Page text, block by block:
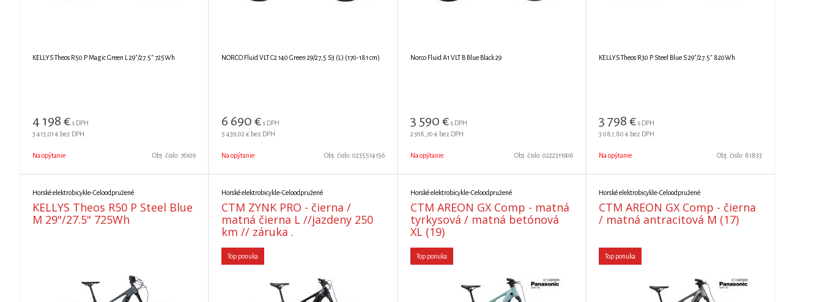
KELLYS Theos R50 P Magic Green L 29"/27.5" 725Wh
4 198 € s DPH
3 413,01 € bez DPH
Na opýtanie Obj. čislo: 76109
NORCO Fluid VLT C2 140 Green 29/27,5 S3 (L) (170-181 cm)
6 690 € s DPH
5 439,02 € bez DPH
Na opýtanie Obj. čislo: 0235514156
Norco Fluid A1 VLT B Blue Black 29
3 590 € s DPH
2 918,70 € bez DPH
Na opýtanie Obj. čislo:0222311906
KELLYS Theos R30 P Steel Blue S 29"/27.5" 820Wh
3 798 € s DPH
3 087,80 € bez DPH
Na opýtanie Obj. čislo: 81833
Horské elektrobicykle-Celoodpružené
KELLYS Theos R50 P Steel Blue
M 29"/27.5" 725Wh
Horské elektrobicykle-Celoodpružené
CTM ZYNK PRO - čierna /
matná čierna L //jazdeny 250
km // záruka .
Top ponuka
Horské elektrobicykle-Celoodpružené
CTM AREON GX Comp - matná
tyrkysová / matná betónová
XL (19)
Top ponuka
Horské elektrobicykle-Celoodpružené
CTM AREON GX Comp - čierna
/ matná antracitová M (17)
Top ponuka